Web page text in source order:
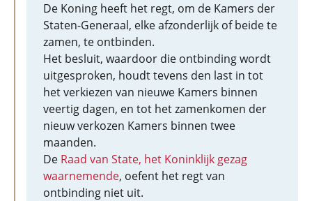
De Koning heeft het regt, om de Kamers der
Staten-Generaal, elke afzonderlijk of beide te
zamen, te ontbinden.
Het besluit, waardoor die ontbinding wordt
uitgesproken, houdt tevens den last in tot
het verkiezen van nieuwe Kamers binnen
veertig dagen, en tot het zamenkomen der
nieuw verkozen Kamers binnen twee
maanden.
De Raad van State, het Koninklijk gezag
waarnemende, oefent het regt van
ontbinding niet uit.